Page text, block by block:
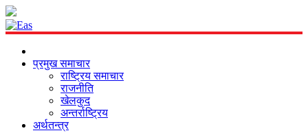
प्रमुख समाचार
राष्ट्रिय समाचार
राजनीति
खेलकुद
अन्तर्राष्ट्रिय
अर्थतन्त्र